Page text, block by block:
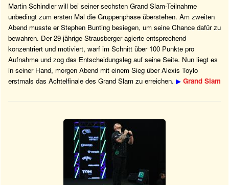
Martin Schindler will bei seiner sechsten Grand Slam-Teilnahme
unbedingt zum ersten Mal die Gruppenphase überstehen. Am zweiten
Abend musste er Stephen Bunting besiegen, um seine Chance dafür zu
bewahren. Der 29-jährige Strausberger agierte entsprechend
konzentriert und motiviert, warf im Schnitt über 100 Punkte pro
Aufnahme und zog das Entscheidungsleg auf seine Seite. Nun liegt es
in seiner Hand, morgen Abend mit einem Sieg über Alexis Toylo
erstmals das Achtelfinale des Grand Slam zu erreichen. ▶ Grand Slam